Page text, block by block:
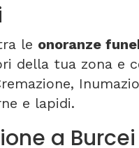
le onoranze
della tua zona e
e lapidi.
a Burcei